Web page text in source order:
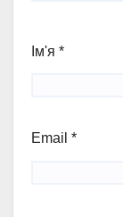
Ім'я *
Email *